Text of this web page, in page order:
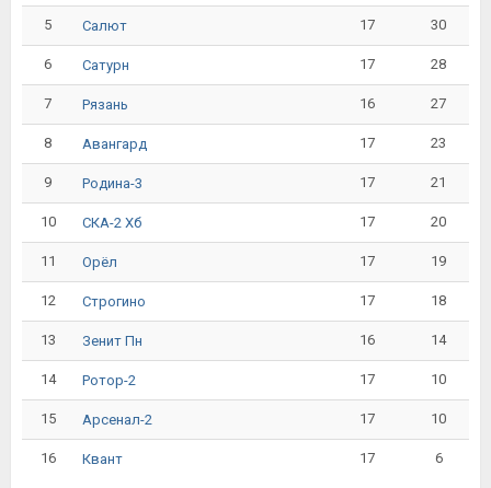
5 Салют 17 30
6 Сатурн 17 28
7 Рязань 16 27
8 Авангард 17 23
9 Родина-3 17 21
10 СКА-2 Хб 17 20
11 Орёл 17 19
12 Строгино 17 18
13 Зенит Пн 16 14
14 Ротор-2 17 10
15 Арсенал-2 17 10
16 Квант 17 6